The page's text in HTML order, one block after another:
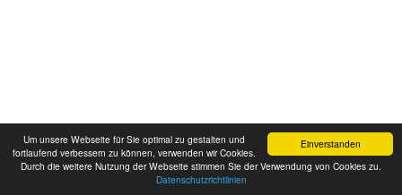
Einverstanden
Um unsere Webseite für Sie optimal zu gestalten und
fortlaufend verbessern zu können, verwenden wir Cookies.
Durch die weitere Nutzung der Webseite stimmen Sie der Verwendung von Cookies zu.
Datenschutzrichtlinien